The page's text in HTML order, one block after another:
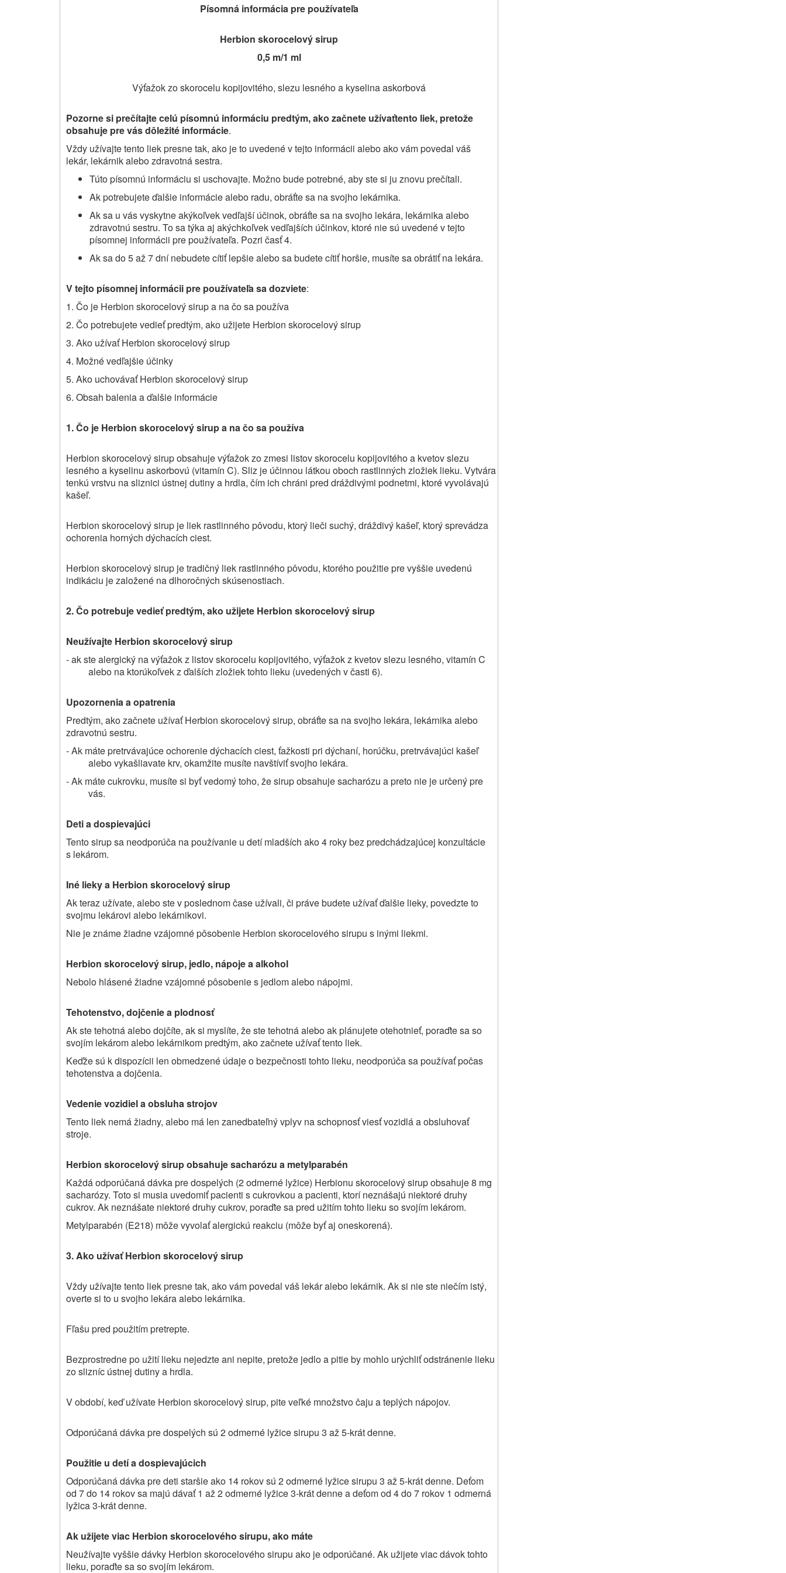
Písomná informácia pre používateľa
Herbion skorocelový sirup
0,5 m/1 ml
Výťažok zo skorocelu kopijovitého, slezu lesného a kyselina askorbová
Pozorne si prečítajtecelú písomnú informáciu predtým, ako začnete užívaťtento liek, pretože
obsahuje pre vás dôležité informácie.
Vždy užívajte tento liek presne tak, ako je to uvedené v tejto informácii alebo ako vám povedal váš
lekár, lekárnik alebo zdravotná sestra.
Túto písomnú informáciu si uschovajte. Možno bude potrebné, aby ste si ju znovu prečítali.
Ak potrebujete ďalšie informácie alebo radu, obráťte sa na svojho lekárnika.
Ak sa u vás vyskytne akýkoľvek vedľajší účinok, obráťte sa na svojho lekára, lekárnika alebo
zdravotnú sestru. To sa týka aj akýchkoľvek vedľajších účinkov, ktoré nie sú uvedené v tejto
písomnej informácii pre používateľa. Pozri časť 4.
Ak sa do 5 až 7 dní nebudete cítiť lepšie alebo sa budete cítiť horšie, musíte sa obrátiť na lekára.
V tejto písomnej informácii pre používateľa sa dozviete:
1. Čo je Herbion skorocelový sirup a na čo sa používa
2. Čo potrebujete vedieť predtým, ako užijete Herbion skorocelový sirup
3. Ako užívať Herbion skorocelový sirup
4. Možné vedľajšie účinky
5. Ako uchovávať Herbion skorocelový sirup
6. Obsah balenia a ďalšie informácie
1. Čo je Herbion skorocelový sirupa na čo sa používa
Herbion skorocelový sirup obsahuje výťažok zo zmesi listov skorocelu kopijovitého a kvetov slezu
lesného a kyselinu askorbovú (vitamín C). Sliz je účinnou látkou oboch rastlinných zložiek lieku. Vytvára
tenkú vrstvu na sliznici ústnej dutiny a hrdla, čím ich chráni pred dráždivými podnetmi, ktoré vyvolávajú
kašeľ.
Herbion skorocelový sirup je liek rastlinného pôvodu, ktorý lieči suchý, dráždivý kašeľ, ktorý sprevádza
ochorenia horných dýchacích ciest.
Herbion skorocelový sirup je tradičný liek rastlinného pôvodu, ktorého použitie pre vyššie uvedenú
indikáciu je založené na dlhoročných skúsenostiach.
2. Čo potrebuje vedieť predtým, ako užijete Herbion skorocelový sirup
Neužívajte Herbion skorocelový sirup
- ak ste alergický na výťažok z listov skorocelu kopijovitého, výťažok z kvetov slezu lesného, vitamín C
alebo na ktorúkoľvek z ďalších zložiek tohto lieku (uvedených v časti 6).
Upozornenia a opatrenia
Predtým, ako začnete užívať Herbion skorocelový sirup, obráťte sa na svojho lekára, lekárnika alebo
zdravotnú sestru.
- Ak máte pretrvávajúce ochorenie dýchacích ciest, ťažkosti pri dýchaní, horúčku, pretrvávajúci kašeľ
alebo vykašliavate krv, okamžite musíte navštíviť svojho lekára.
- Ak máte cukrovku, musíte si byť vedomý toho, že sirup obsahuje sacharózu a preto nie je určený pre
vás.
Deti a dospievajúci
Tento sirup sa neodporúča na používanie u detí mladších ako 4 roky bez predchádzajúcej konzultácie
s lekárom.
Iné lieky a Herbion skorocelový sirup
Ak teraz užívate, alebo ste v poslednom čase užívali, či práve budete užívať ďalšie lieky, povedzte to
svojmu lekárovi alebo lekárnikovi.
Nie je známe žiadne vzájomné pôsobenie Herbion skorocelového sirupu s inými liekmi.
Herbion skorocelový sirup, jedlo, nápoje a alkohol
Nebolo hlásené žiadne vzájomné pôsobenie s jedlom alebo nápojmi.
Tehotenstvo, dojčenie a plodnosť
Ak ste tehotná alebo dojčíte, ak si myslíte, že ste tehotná alebo ak plánujete otehotnieť, poraďte sa so
svojím lekárom alebo lekárnikom predtým, ako začnete užívať tento liek.
Keďže sú k dispozícii len obmedzené údaje o bezpečnosti tohto lieku, neodporúča sa používať počas
tehotenstva a dojčenia.
Vedenie vozidiel a obsluha strojov
Tento liek nemá žiadny, alebo má len zanedbateľný vplyv na schopnosť viesť vozidlá a obsluhovať
stroje.
Herbion skorocelový sirupobsahuje sacharózu a metylparabén
Každá odporúčaná dávka pre dospelých (2 odmerné lyžice) Herbionu skorocelový sirup obsahuje 8 mg
sacharózy. Toto si musia uvedomiť pacienti s cukrovkou a pacienti, ktorí neznášajú niektoré druhy
cukrov. Ak neznášate niektoré druhy cukrov, poraďte sa pred užitím tohto lieku so svojím lekárom.
Metylparabén (E218) môže vyvolať alergickú reakciu (môže byť aj oneskorená).
3. Ako užívať Herbion skorocelový sirup
Vždy užívajte tento liek presne tak, ako vám povedal váš lekár alebo lekárnik. Ak si nie ste niečím istý,
overte si to u svojho lekára alebo lekárnika.
Fľašu pred použitím pretrepte.
Bezprostredne po užití lieku nejedzte ani nepite, pretože jedlo a pitie by mohlo urýchliť odstránenie lieku
zo slizníc ústnej dutiny a hrdla.
V období, keď užívate Herbion skorocelový sirup, pite veľké množstvo čaju a teplých nápojov.
Odporúčaná dávka pre dospelých sú 2 odmerné lyžice sirupu 3 až 5-krát denne.
Použitie u detí a dospievajúcich
Odporúčaná dávka pre deti staršie ako 14 rokov sú 2 odmerné lyžice sirupu 3 až 5-krát denne. Deťom
od 7 do 14 rokov sa majú dávať 1 až 2odmerné lyžice 3-krát denne a deťom od 4 do 7 rokov 1 odmerná
lyžica 3-krát denne.
Ak užijete viac Herbion skorocelového sirupu, ako máte
Neužívajte vyššie dávky Herbion skorocelového sirupu ako je odporúčané. Ak užijete viac dávok tohto
lieku, poraďte sa so svojím lekárom.